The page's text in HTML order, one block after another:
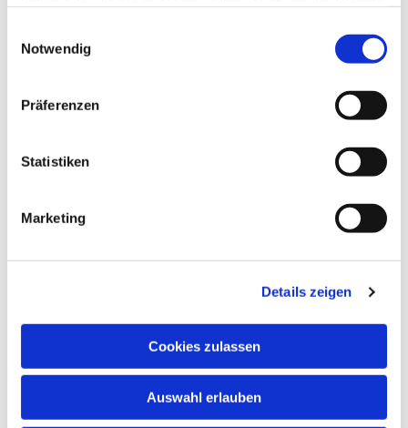
Notwendig
Präferenzen
Statistiken
Marketing
Details zeigen
Cookies zulassen
Auswahl erlauben